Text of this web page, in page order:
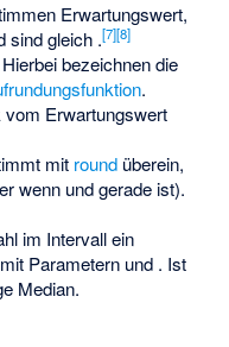
Erwartungswert,
sind gleich .[7][8]
bezeichnendie
.
Erwartungswert
mit roundüberein,
wenn undgerade ist).
im Intervallein
Parametern und . Ist
Median.